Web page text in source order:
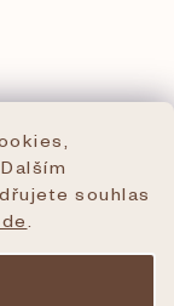
souhlas